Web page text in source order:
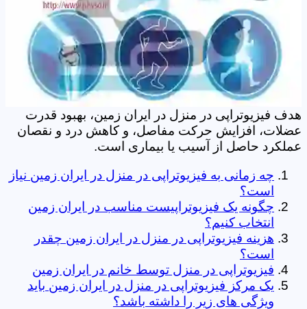
هدف فیزیوتراپی در منزل در ایران زمین، بهبود قدرت
عضلات، افزایش حرکت مفاصل، و کاهش درد و نقصان
عملکرد حاصل از آسیب یا بیماری است.
چه زمانی به فیزیوتراپی در منزل در ایران زمین نیاز
است؟
چگونه یک فیزیوتراپیست مناسب در ایران زمین
انتخاب کنیم؟
هزینه فیزیوتراپی در منزل در ایران زمین چقدر
است؟
فیزیوتراپی در منزل توسط خانم در ایران زمین
یک مرکز فیزیوتراپی در منزل در ایران زمین باید
ویژگی های زیر را داشته باشد؟